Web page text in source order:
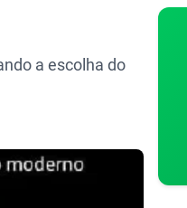
a escolha do